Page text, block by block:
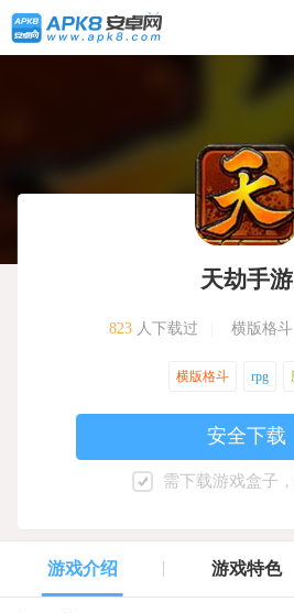
天劫手游
823人下载过 横版格斗
横版格斗 rpg
安全下载
需下载游戏盒子
游戏介绍 游戏特色